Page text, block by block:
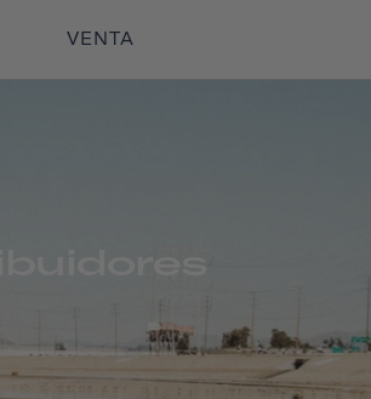
VENTA